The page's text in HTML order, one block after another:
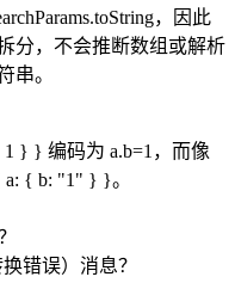
，因此
分，不会推断数组或解析
串。
} } 编码为 a.b=1，而像
{ b: "1" } }。
错误）消息？